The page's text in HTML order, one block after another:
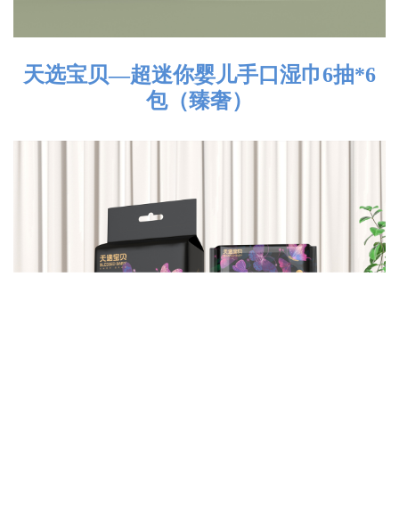
天选宝贝—超迷你婴儿手口湿巾6抽*6
包（臻奢）